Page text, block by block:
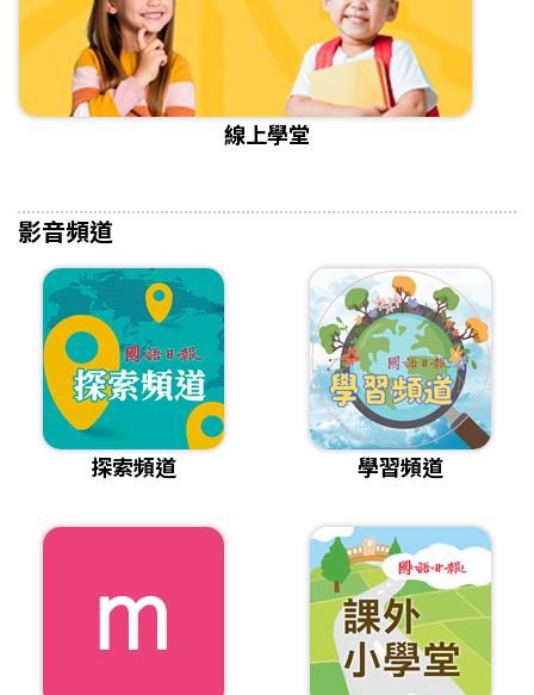
線上學堂
影音頻道
探索頻道 學習頻道